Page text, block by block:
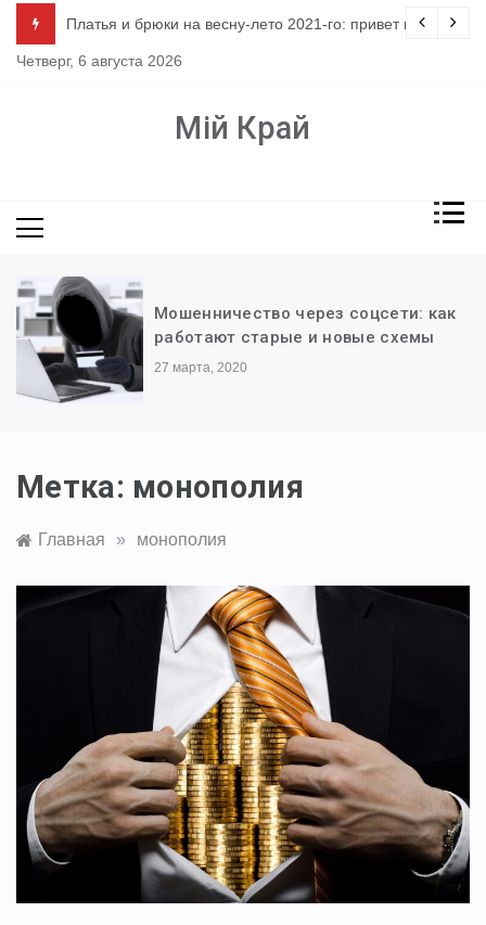
содержимому
Платья и брюки на весну-лето 2021-го: привет из 80-х
Четверг, 6 августа 2026
Мій Край
Мошенничество через соцсети: как
работают старые и новые схемы
27 марта, 2020
Метка: монополия
Главная » монополия